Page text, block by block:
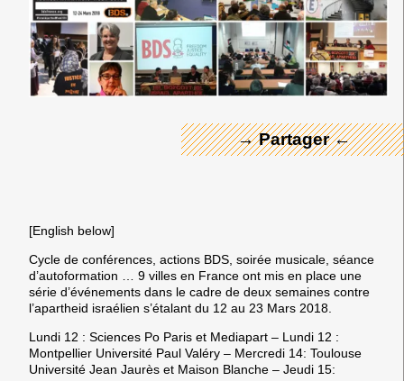
→ Partager ←
← Merci ! →
[English below]
Cycle de conférences, actions BDS, soirée musicale, séance
d’autoformation … 9 villes en France ont mis en place une
série d’événements dans le cadre de deux semaines contre
l’apartheid israélien s’étalant du 12 au 23 Mars 2018.
Lundi 12 : Sciences Po Paris et Mediapart – Lundi 12 :
Montpellier Université Paul Valéry – Mercredi 14: Toulouse
Université Jean Jaurès et Maison Blanche – Jeudi 15: